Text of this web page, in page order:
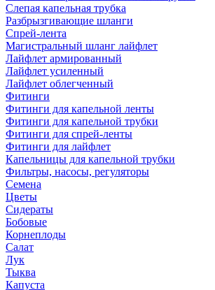
Слепая капельная трубка
Разбрызгивающие шланги
Спрей-лента
Магистральный шланг лайфлет
Лайфлет армированный
Лайфлет усиленный
Лайфлет облегченный
Фитинги
Фитинги для капельной ленты
Фитинги для капельной трубки
Фитинги для спрей-ленты
Фитинги для лайфлет
Капельницы для капельной трубки
Фильтры, насосы, регуляторы
Семена
Цветы
Сидераты
Бобовые
Корнеплоды
Салат
Лук
Тыква
Капуста